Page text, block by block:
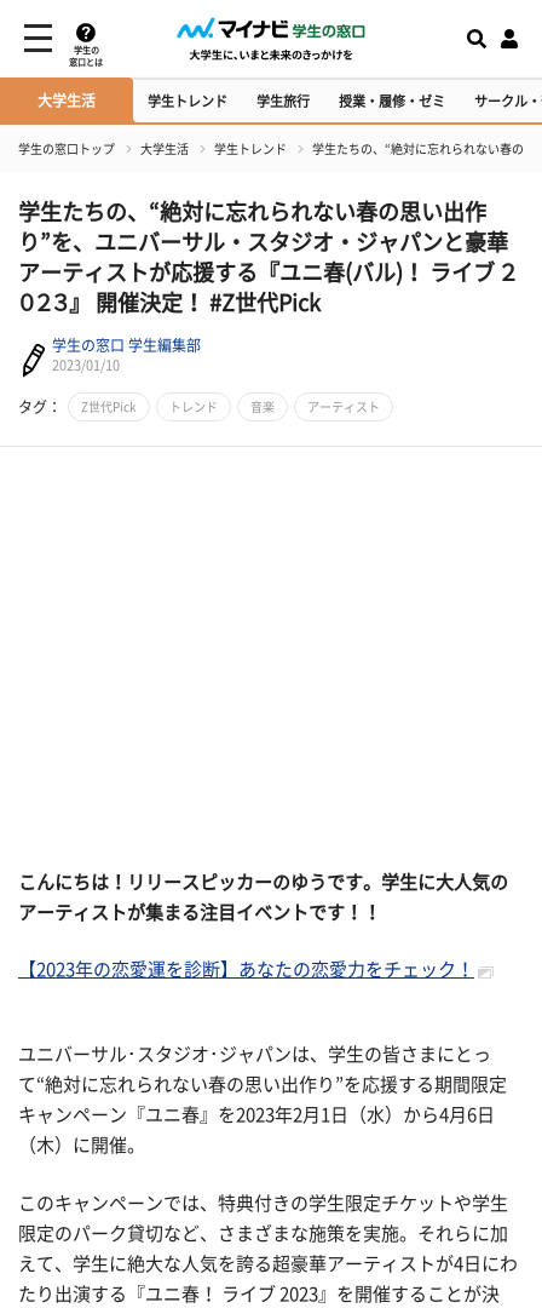
学生の
窓口とは
大学生活 学生トレンド 学生旅行 授業・履修・ゼミ サークル
学生の窓口トップ 大学生活 学生トレンド 学生たちの、“絶対に忘れられない春の
学生たちの、“絶対に忘れられない春の思い出作
り”を、ユニバーサル・スタジオ・ジャパンと豪華
アーティストが応援する『ユニ春(バル)！ ライブ ２
０２３』 開催決定！ #Z世代Pick
学生の窓口 学生編集部
2023/01/10
タグ： Z世代Pick トレンド 音楽 アーティスト
こんにちは！リリースピッカーのゆうです。学生に大人気の
アーティストが集まる注目イベントです！！
【2023年の恋愛運を診断】あなたの恋愛力をチェック！
ユニバーサル･スタジオ･ジャパンは、学生の皆さまにとっ
て“絶対に忘れられない春の思い出作り”を応援する期間限定
キャンペーン『ユニ春』を2023年2月1日（水）から4月6日
（木）に開催。
このキャンペーンでは、特典付きの学生限定チケットや学生
限定のパーク貸切など、さまざまな施策を実施。それらに加
えて、学生に絶大な人気を誇る超豪華アーティストが4日にわ
たり出演する『ユニ春！ ライブ 2023』を開催することが決